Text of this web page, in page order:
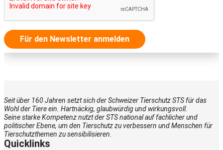
Für den Newsletter anmelden
Seit über 160 Jahren setzt sich der Schweizer Tierschutz STS für das
Wohl der Tiere ein. Hartnäckig, glaubwürdig und wirkungsvoll.
Seine starke Kompetenz nutzt der STS national auf fachlicher und
politischer Ebene, um den Tierschutz zu verbessern und Menschen für
Tierschutzthemen zu sensibilisieren.
Quicklinks